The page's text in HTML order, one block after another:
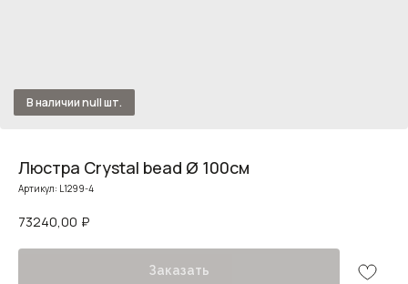
Люстра Crystal bead Ø 100см
Артикул: L1299-4
73240,00 ₽
Заказать